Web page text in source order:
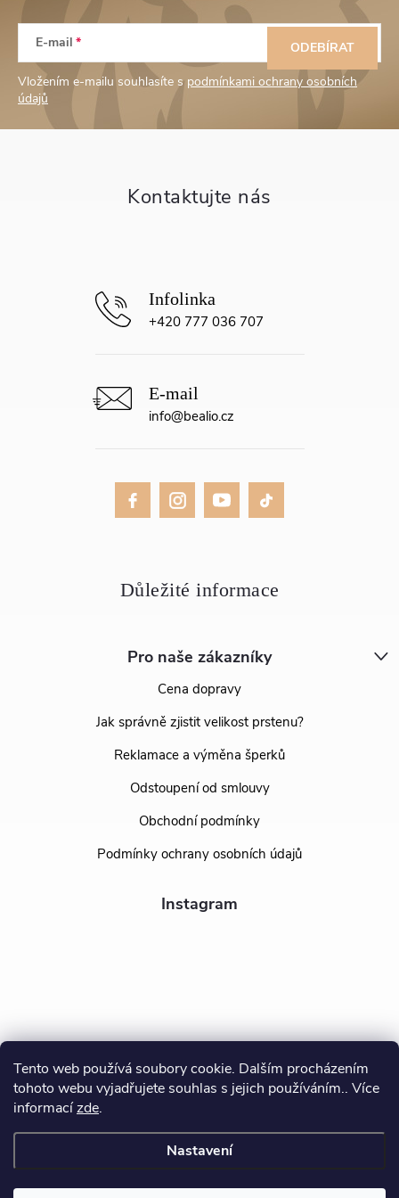
Tento web používá soubory cookie. Dalším procházením
tohoto webu vyjadřujete souhlas s jejich používáním.. Více
informacízde.
Nastavení
Z
p
E-mail
Vložením e-mailu souhlasíte s podmínkami ochrany osobních
údajů
ODEBÍRAT
Pro naše zákazníky
Cena dopravy
Jak správně zjistit velikost prstenu?
Reklamace a výměna šperků
Odstoupení od smlouvy
Obchodní podmínky
Podmínky ochrany osobních údajů
Instagram
Sledovat na Instagramu
info@bealio.cz
+420 777 036 707